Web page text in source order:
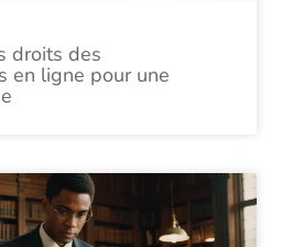
droits des
en ligne pour une